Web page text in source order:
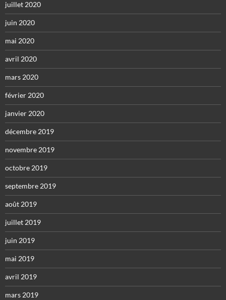
juillet 2020
juin 2020
mai 2020
avril 2020
mars 2020
février 2020
janvier 2020
décembre 2019
novembre 2019
octobre 2019
septembre 2019
août 2019
juillet 2019
juin 2019
mai 2019
avril 2019
mars 2019